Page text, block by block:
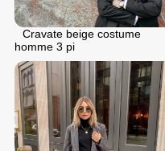
Cravate beige costume
homme 3 pi